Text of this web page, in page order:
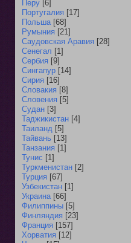
Перу [6]
Португалия [17]
Польша [68]
Румыния [21]
Саудовская Аравия [28]
Сенегал [1]
Сербия [9]
Сингапур [14]
Сирия [16]
Словакия [8]
Словения [5]
Судан [3]
Таджикистан [4]
Таиланд [5]
Тайвань [13]
Танзания [1]
Тунис [1]
Туркменистан [2]
Турция [67]
Узбекистан [1]
Украина [66]
Филиппины [5]
Финляндия [23]
Франция [157]
Хорватия [12]